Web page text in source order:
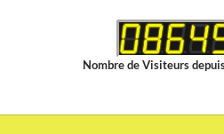
boutique du CMS-
Nombre de Visiteurs